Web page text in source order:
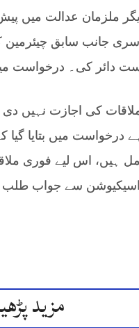
ملزمان عدالت میں
جانب سابق چیئرمین
دائر کی۔ درخواست
کی اجازت نہیں
درخواست میں بتایا
ہیں، اس لیے فوری
مزید